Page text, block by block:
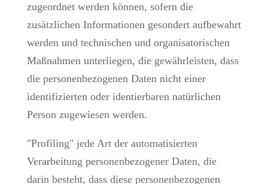
zugeordnet werden können, sofern die
zusätzlichen Informationen gesondert aufbewahrt
werden und technischen und organisatorischen
Maßnahmen unterliegen, die gewährleisten, dass
die personenbezogenen Daten nicht einer
identifizierten oder identierbaren natürlichen
Person zugewiesen werden.
"Profiling" jede Art der automatisierten
Verarbeitung personenbezogener Daten, die
darin besteht, dass diese personenbezogenen